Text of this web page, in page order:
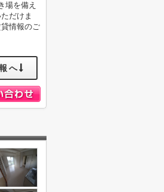
場を備え
だけま
情報のご
へ